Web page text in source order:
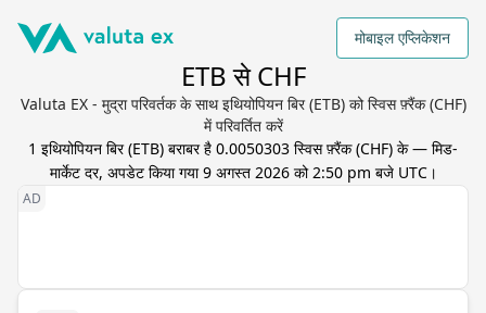
मोबाइल एप्लिकेशन
ETB से CHF
Valuta EX - मुद्रा परिवर्तक के साथ इथियोपियन बिर (ETB) को स्विस फ़्रैंक (CHF)
में परिवर्तित करें
1 इथियोपियन बिर(ETB) बराबर है 0.0050303 स्विस फ़्रैंक(CHF) के — मिड-
मार्केट दर, अपडेट किया गया9 अगस्त 2026 को 2:50 pm बजे UTC।